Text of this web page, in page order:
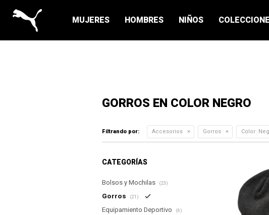
MUJERES HOMBRES NIÑOS
GORROS EN COLOR NEGRO
Filtrando por: Accesorios Gorros Color:
CATEGORÍAS
Bolsos y Mochilas (23)
Gorros (21)
Equipamiento Deportivo (6)